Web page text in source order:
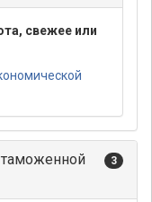
свежее или
таможенной
3